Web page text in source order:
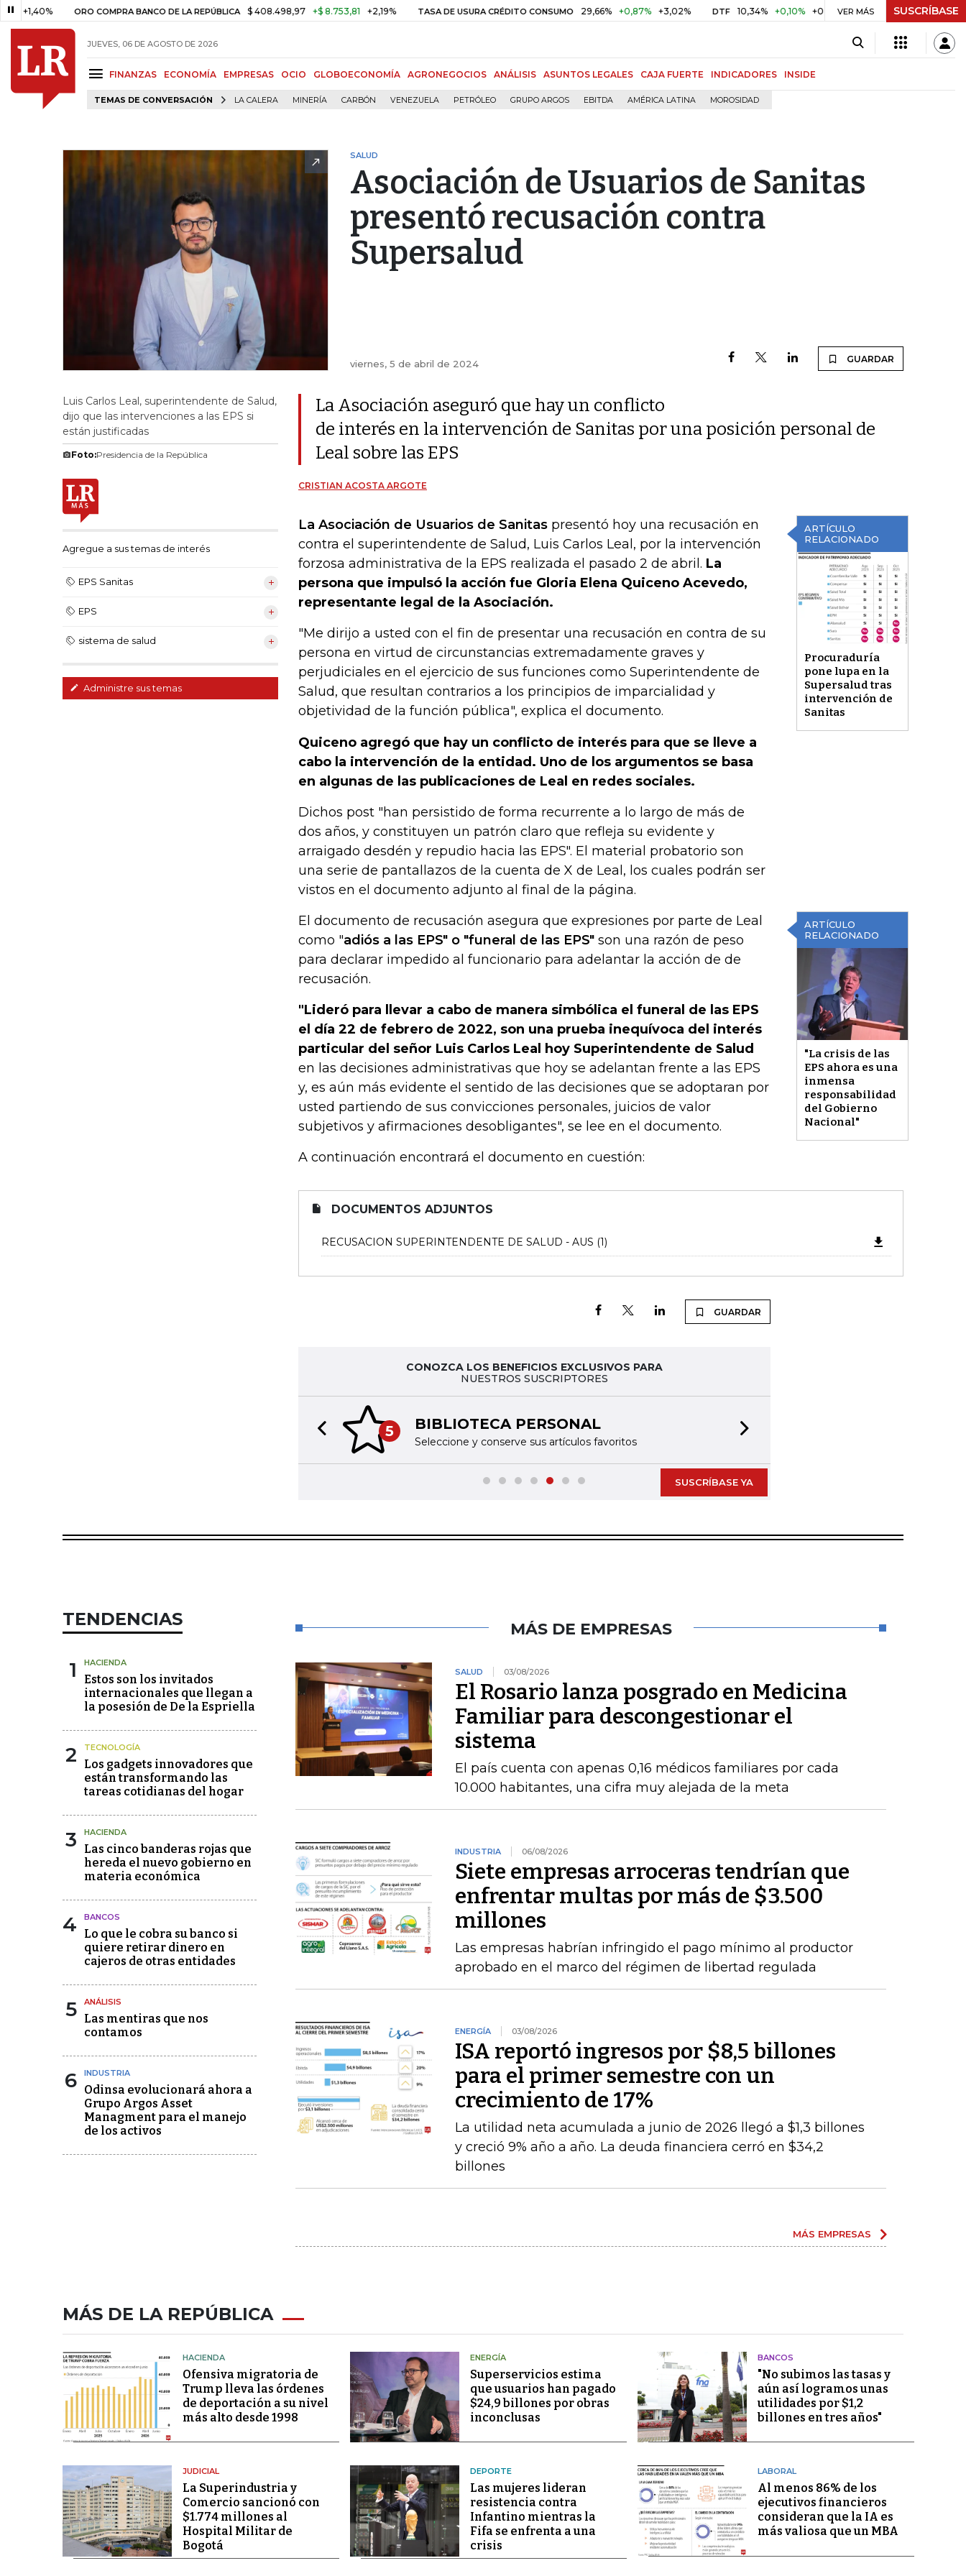
ORO COMPRA BANCO DE LA REPÚBLICA $ 408.498,97 +$ 8.753,81 +2,19% TASA DE USURA CRÉDITO CONSUMO 29,66% +0,87% +3,02% DTF 10,34% +0,10% +0,98% UVR $ 416,91 +$ 0,05 +0,01%
VER MÁS SUSCRÍBASE
JUEVES, 06 DE AGOSTO DE 2026
FINANZAS ECONOMÍA EMPRESAS OCIO GLOBOECONOMÍA AGRONEGOCIOS ANÁLISIS ASUNTOS LEGALES CAJA FUERTE INDICADORES INSIDE
TEMAS DE CONVERSACIÓN LA CALERA MINERÍA CARBÓN VENEZUELA PETRÓLEO GRUPO ARGOS EBITDA AMÉRICA LATINA MOROSIDAD
SALUD
Asociación de Usuarios de Sanitas
presentó recusación contra
Supersalud
viernes, 5 de abril de 2024 GUARDAR
Luis Carlos Leal, superintendente de Salud,
dijo que las intervenciones a las EPS si
están justificadas
Foto:Presidencia de la República
Agregue a sus temas de interés
EPS Sanitas
EPS
sistema de salud
Administre sus temas
La Asociación aseguró que hay un conflicto
de interés en la intervención de Sanitas por una posición personal de
Leal sobre las EPS
CRISTIAN ACOSTA ARGOTE
ARTÍCULO
RELACIONADO
Procuraduría
pone lupa en la
Supersalud tras
intervención de
Sanitas
La Asociación de Usuarios de Sanitas presentó hoy una recusación en
contra el superintendente de Salud, Luis Carlos Leal, por la intervención
forzosa administrativa de la EPS realizada el pasado 2 de abril. La
persona que impulsó la acción fue Gloria Elena Quiceno Acevedo,
representante legal de la Asociación.
"Me dirijo a usted con el fin de presentar una recusación en contra de su
persona en virtud de circunstancias extremadamente graves y
perjudiciales en el ejercicio de sus funciones como Superintendente de
Salud, que resultan contrarios a los principios de imparcialidad y
objetividad de la función pública", explica el documento.
Quiceno agregó que hay un conflicto de interés para que se lleve a
cabo la intervención de la entidad. Uno de los argumentos se basa
en algunas de las publicaciones de Leal en redes sociales.
Dichos post "han persistido de forma recurrente a lo largo de más de
dos años, y constituyen un patrón claro que refleja su evidente y
arraigado desdén y repudio hacia las EPS". El material probatorio son
una serie de pantallazos de la cuenta de X de Leal, los cuales podrán ser
vistos en el documento adjunto al final de la página.
ARTÍCULO
RELACIONADO
"La crisis de las
EPS ahora es una
inmensa
responsabilidad
del Gobierno
Nacional"
El documento de recusación asegura que expresiones por parte de Leal
como "adiós a las EPS" o "funeral de las EPS" son una razón de peso
para declarar impedido al funcionario para adelantar la acción de de
recusación.
"Lideró para llevar a cabo de manera simbólica el funeral de las EPS
el día 22 de febrero de 2022, son una prueba inequívoca del interés
particular del señor Luis Carlos Leal hoy Superintendente de Salud
en las decisiones administrativas que hoy se adelantan frente a las EPS
y, es aún más evidente el sentido de las decisiones que se adoptaran por
usted partiendo de sus convicciones personales, juicios de valor
subjetivos y afirmaciones desobligantes", se lee en el documento.
A continuación encontrará el documento en cuestión:
DOCUMENTOS ADJUNTOS
RECUSACION SUPERINTENDENTE DE SALUD - AUS (1)
GUARDAR
CONOZCA LOS BENEFICIOS EXCLUSIVOS PARA
NUESTROS SUSCRIPTORES
5 BIBLIOTECA PERSONAL
Seleccione y conserve sus artículos favoritos
Previous slide
SUSCRÍBASE YA
TENDENCIAS
1 HACIENDA
Estos son los invitados
internacionales que llegan a
la posesión de De la Espriella
2 TECNOLOGÍA
Los gadgets innovadores que
están transformando las
tareas cotidianas del hogar
3 HACIENDA
Las cinco banderas rojas que
hereda el nuevo gobierno en
materia económica
4 BANCOS
Lo que le cobra su banco si
quiere retirar dinero en
cajeros de otras entidades
5 ANÁLISIS
Las mentiras que nos
contamos
6 INDUSTRIA
Odinsa evolucionará ahora a
Grupo Argos Asset
Managment para el manejo
de los activos
MÁS DE EMPRESAS
SALUD 03/08/2026
El Rosario lanza posgrado en Medicina
Familiar para descongestionar el
sistema
El país cuenta con apenas 0,16 médicos familiares por cada
10.000 habitantes, una cifra muy alejada de la meta
INDUSTRIA 06/08/2026
Siete empresas arroceras tendrían que
enfrentar multas por más de $3.500
millones
Las empresas habrían infringido el pago mínimo al productor
aprobado en el marco del régimen de libertad regulada
ENERGÍA 03/08/2026
ISA reportó ingresos por $8,5 billones
para el primer semestre con un
crecimiento de 17%
La utilidad neta acumulada a junio de 2026 llegó a $1,3 billones
y creció 9% año a año. La deuda financiera cerró en $34,2
billones
MÁS EMPRESAS
MÁS DE LA REPÚBLICA
HACIENDA
Ofensiva migratoria de
Trump lleva las órdenes
de deportación a su nivel
más alto desde 1998
ENERGÍA
Superservicios estima
que usuarios han pagado
$24,9 billones por obras
inconclusas
BANCOS
"No subimos las tasas y
aún así logramos unas
utilidades por $1,2
billones en tres años"
JUDICIAL
La Superindustria y
Comercio sancionó con
$1.774 millones al
Hospital Militar de
Bogotá
DEPORTE
Las mujeres lideran
resistencia contra
Infantino mientras la
Fifa se enfrenta a una
crisis
LABORAL
Al menos 86% de los
ejecutivos financieros
consideran que la IA es
más valiosa que un MBA